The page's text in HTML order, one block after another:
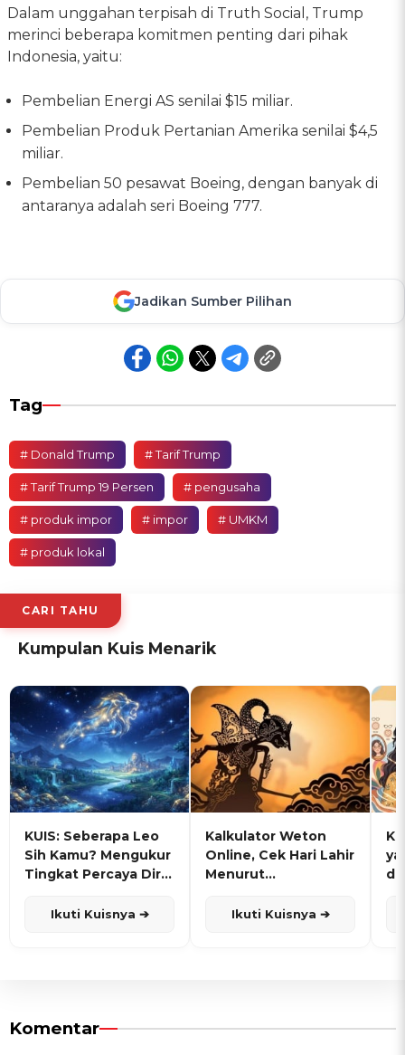
Dalam unggahan terpisah di Truth Social, Trump
merinci beberapa komitmen penting dari pihak
Indonesia, yaitu:
Pembelian Energi AS senilai $15 miliar.
Pembelian Produk Pertanian Amerika senilai $4,5
miliar.
Pembelian 50 pesawat Boeing, dengan banyak di
antaranya adalah seri Boeing 777.
Jadikan Sumber Pilihan
Tag
# Donald Trump # Tarif Trump
# Tarif Trump 19 Persen # pengusaha
# produk impor # impor # UMKM
# produk lokal
CARI TAHU
Kumpulan Kuis Menarik
KUIS: Seberapa Leo
Sih Kamu? Mengukur
Tingkat Percaya Diri
Ikuti Kuisnya ➔
Kalkulator Weton
Online, Cek Hari Lahir
Menurut
Ikuti Kuisnya ➔
Komentar